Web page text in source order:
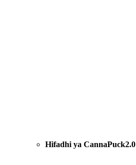
Hifadhi ya CannaPuck2.0